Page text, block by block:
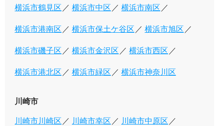
横浜市鶴見区 横浜市中区 横浜市南区
横浜市港南区 横浜市保土ケ谷区 横浜市旭区
横浜市磯子区 横浜市金沢区 横浜市西区
横浜市港北区 横浜市緑区 横浜市神奈川区
川崎市
川崎市川崎区 川崎市幸区 川崎市中原区